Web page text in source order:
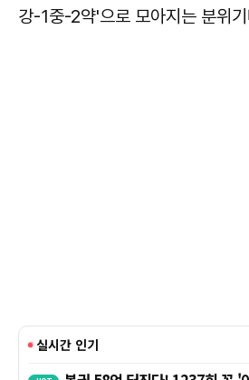
강-1중-2약'으로 모아지는 분위